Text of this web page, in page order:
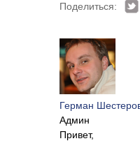
Поделиться:
Герман
Админ
Привет,